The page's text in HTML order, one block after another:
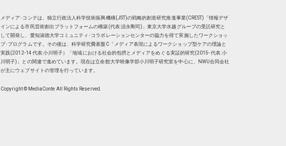
メディア･コンテは、独立行政法人科学技術振興機構(JST)の戦略的創造研究推進事業(CREST)「情報デザ
インによる市民芸術創出プラットフォームの構築(代表:須永剛司)」東京大学水越グループの受託研究と
して開発し、愛知淑徳大学コミュニティ･コラボレーションセンターの協力を得て実施したワークショッ
プ･プログラムです。その後は、科学研究費基盤C「メディア表現によるワークショップ型ケアの理論と
実践(2012-14 代表:小川明子）「地域における社会的包摂とメディアをめぐる実証的研究(2015- 代表:小
川明子)」との関連で進めています。現在は立命館大学映像学部小川明子研究室を中心に、
NWU合同会社
が主にウェブサイトの管理を行っています。
Copyright © MediaConte All Rights Reserved.